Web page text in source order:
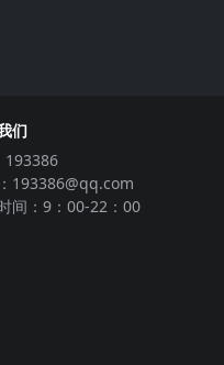
们
193386
193386@qq.com
间：9：00-22：00